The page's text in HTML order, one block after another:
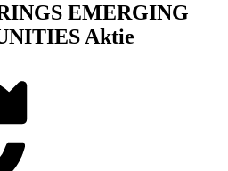
EMERGING
Aktie